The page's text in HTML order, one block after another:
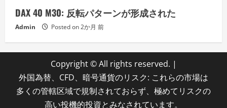
DAX 40 M30: 反転パターンが形成された
Admin Posted on 2か月 前
Copyright © All rights reserved. |
外国為替、CFD、暗号通貨のリスク: これらの市場は
多くの管轄区域で規制されておらず、極めてリスクの
高い投機的投資とみなされています。